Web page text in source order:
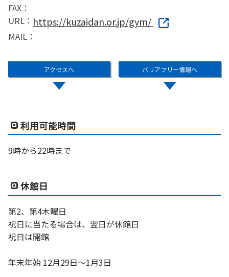
FAX：
URL： https://kuzaidan.or.jp/gym/
MAIL：
アクセスへ バリアフリー情報へ
利用可能時間
9時から22時まで
休館日
第2、第4木曜日
祝日に当たる場合は、翌日が休館日
祝日は開館
年末年始 12月29日～1月3日